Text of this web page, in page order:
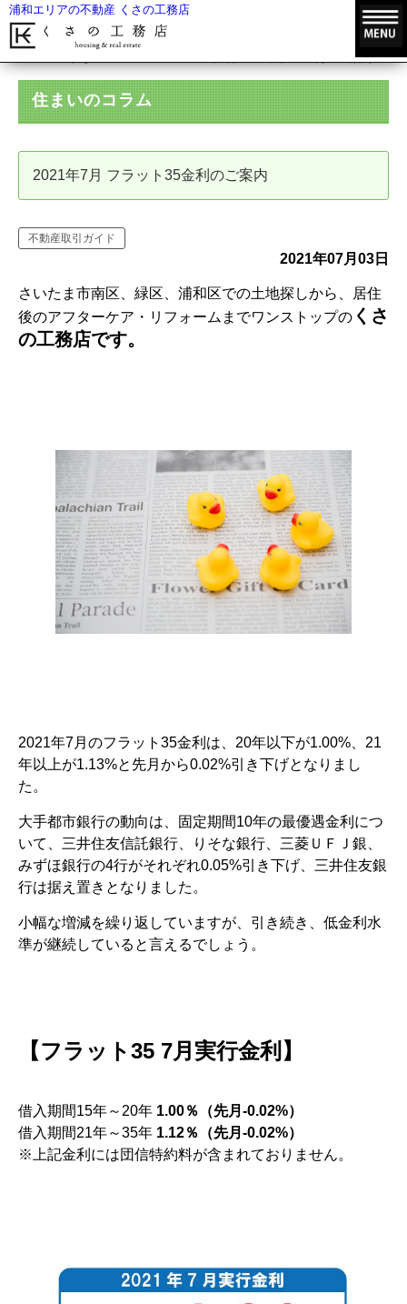
浦和エリアの不動産 くさの工務店
2021年7月 フラット35金利のご案内
住まいのコラム
2021年7月 フラット35金利のご案内
不動産取引ガイド
2021年07月03日
さいたま市南区、緑区、浦和区での土地探しから、居住
後のアフターケア・リフォームまでワンストップの くさ
の工務店です。
2021年7月のフラット35金利は、20年以下が1.00%、21
年以上が1.13%と先月から0.02%引き下げとなりまし
た。
大手都市銀行の動向は、固定期間10年の最優遇金利につ
いて、三井住友信託銀行、りそな銀行、三菱ＵＦＪ銀、
みずほ銀行の4行がそれぞれ0.05%引き下げ、三井住友銀
行は据え置きとなりました。
小幅な増減を繰り返していますが、引き続き、低金利水
準が継続していると言えるでしょう。
【フラット35 7月実行金利】
借入期間15年～20年 1.00％（先月-0.02%）
借入期間21年～35年 1.12％（先月-0.02%）
※上記金利には団信特約料が含まれておりません。